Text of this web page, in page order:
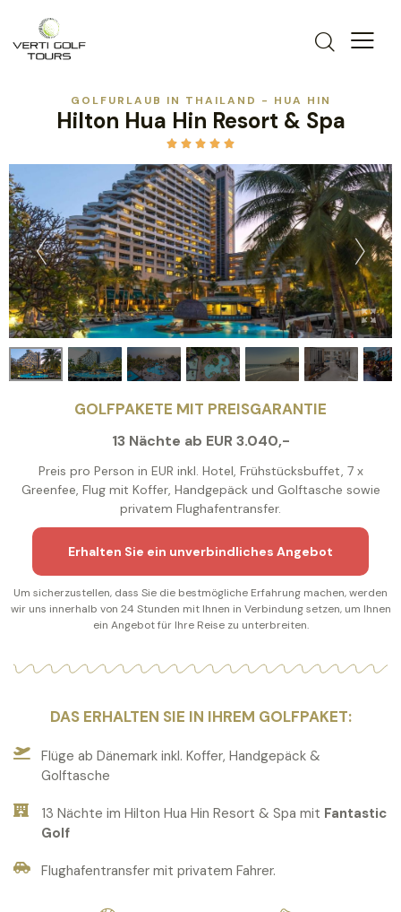
GOLFURLAUB IN THAILAND - HUA HIN
Hilton Hua Hin Resort & Spa
    
GOLFPAKETE MIT PREISGARANTIE
13 Nächte ab EUR 3.040,-
Preis pro Person in EUR inkl. Hotel, Frühstücksbuffet, 7 x
Greenfee, Flug mit Koffer, Handgepäck und Golftasche sowie
privatem Flughafentransfer.
Erhalten Sie ein unverbindliches Angebot
Um sicherzustellen, dass Sie die bestmögliche Erfahrung machen, werden
wir uns innerhalb von 24 Stunden mit Ihnen in Verbindung setzen, um Ihnen
ein Angebot für Ihre Reise zu unterbreiten.
DAS ERHALTEN SIE IN IHREM GOLFPAKET:
Flüge ab Dänemark inkl. Koffer, Handgepäck &
Golftasche
13 Nächte im Hilton Hua Hin Resort & Spa mit Fantastic
Golf
Flughafentransfer mit privatem Fahrer.